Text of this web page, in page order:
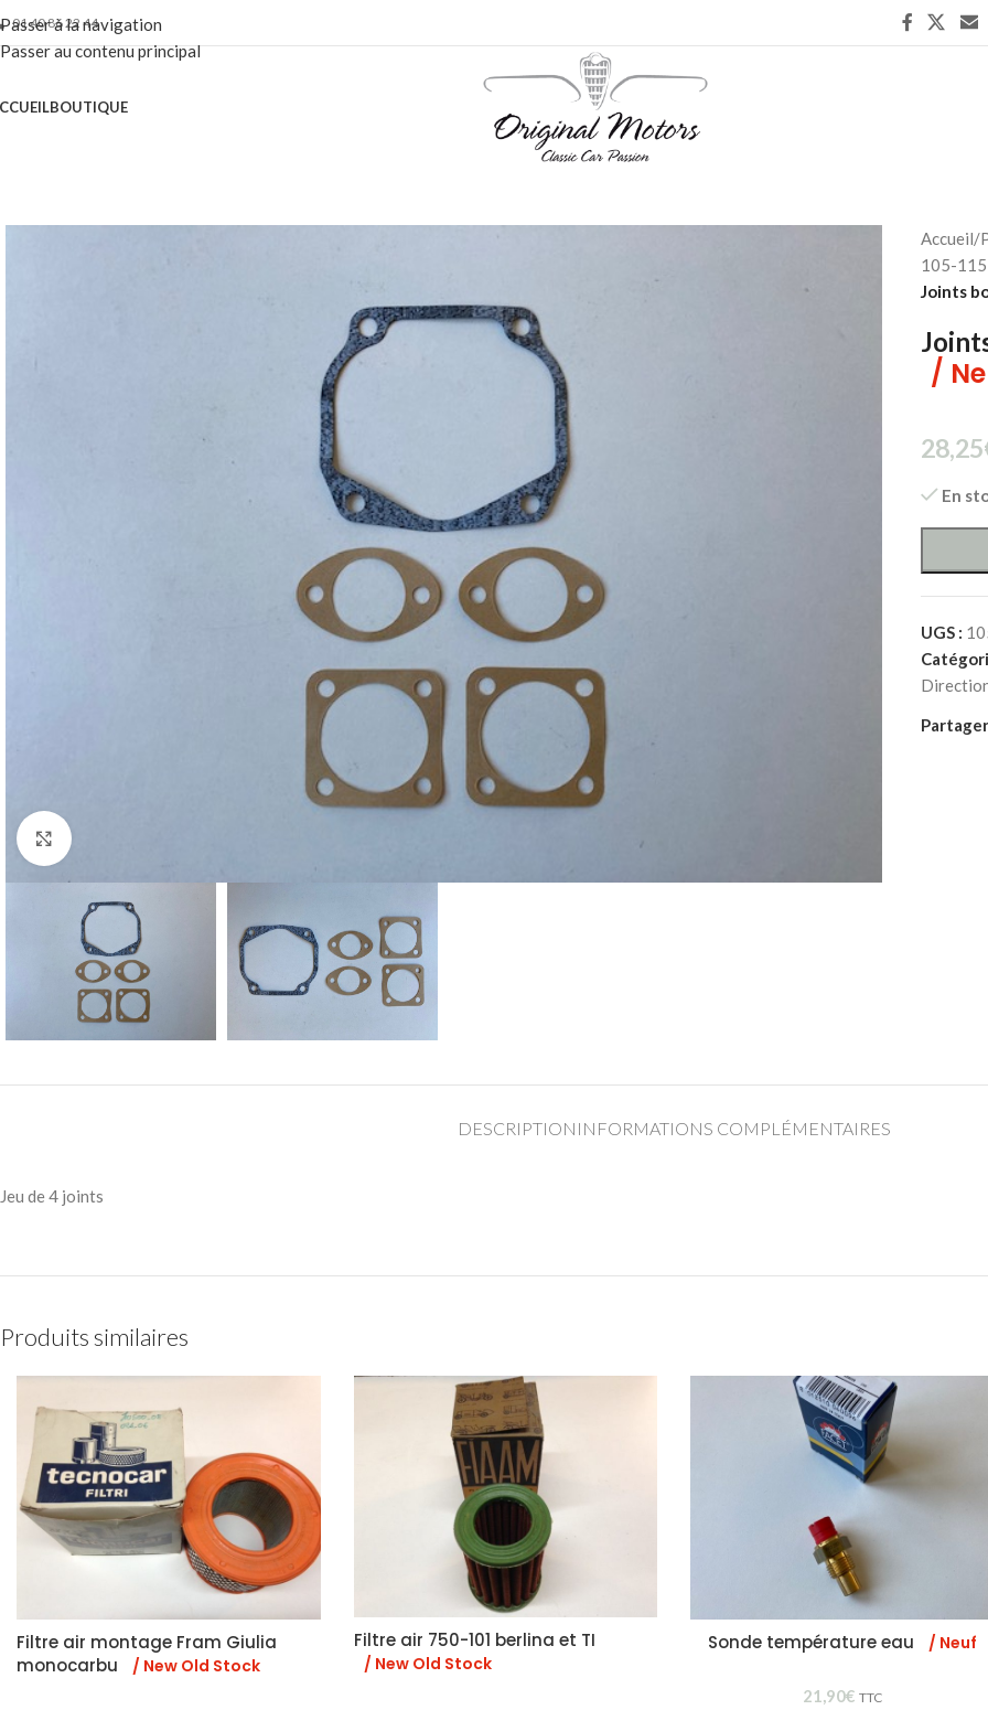
Passer à la navigation
Passer au contenu principal
01 40 86 22 44
BOUTIQUE
Accueil/
105-
Joints
/
28,25
En
UGS :
DESCRIPTION INFORMATIONS COMPLÉMENTAIRES
Jeu de 4 joints
Produits similaires
Filtre air montage Fram Giulia
monocarbu
/ New Old Stock
Filtre air 750-101 berlina et TI
/ New Old Stock
Sonde température eau / Neuf
21,90€ TTC